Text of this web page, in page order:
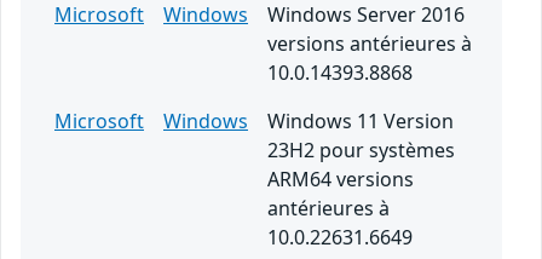
Microsoft
Windows
Windows Server 2016
versions antérieures à
10.0.14393.8868
Microsoft
Windows
Windows 11 Version
23H2 pour systèmes
ARM64 versions
antérieures à
10.0.22631.6649